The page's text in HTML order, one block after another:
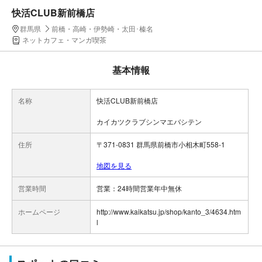
快活CLUB新前橋店
群馬県
前橋・高崎・伊勢崎・太田･榛名
ネットカフェ・マンガ喫茶
基本情報
名称 快活CLUB新前橋店
カイカツクラブシンマエバシテン
住所 〒371-0831 群馬県前橋市小相木町558-1
地図を見る
営業時間
ホームページ
http://www.kaikatsu.jp/shop/kanto_3/4634.htm
l